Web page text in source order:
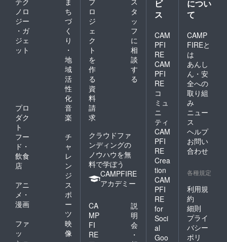
ノロ
ジー
・ガ
ジェ
ット
ち
づ
く
り
・
地
域
活
性
化
プロ
ダク
ト
音
楽
フー
ド・
飲食
店
チ
ャ
レ
ン
ジ
アニ
メ・
漫画
ス
ポ
ー
ツ
ファ
ッ
映
像
ロ
ジ
ェ
ク
ト
を
作
る
タ
ッ
フ
に
相
談
す
る
資
料
請
求
クラウドファ
ンディングの
ノウハウを無
料で学ぼう
CAMPFIRE
アカデミー
CA
MP
FI
RE
説
明
会
・
ビ
ス
CAM
PFI
RE
CAM
PFI
RE
コ
ミュ
ニ
ティ
CAM
PFI
RE
Crea
tion
CAM
PFI
RE
for
Soci
al
Goo
につい
て
CAMP
FIREと
は
あんし
ん・安
全への
取り組
み
ニュー
ス
ヘルプ
お問い
合わせ
各種規定
利用規
約
細則
プライ
バシー
ポリ